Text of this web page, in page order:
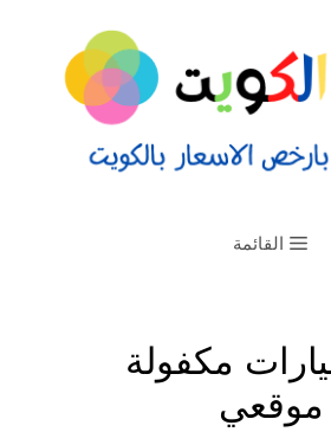
القائمة
مكفولة